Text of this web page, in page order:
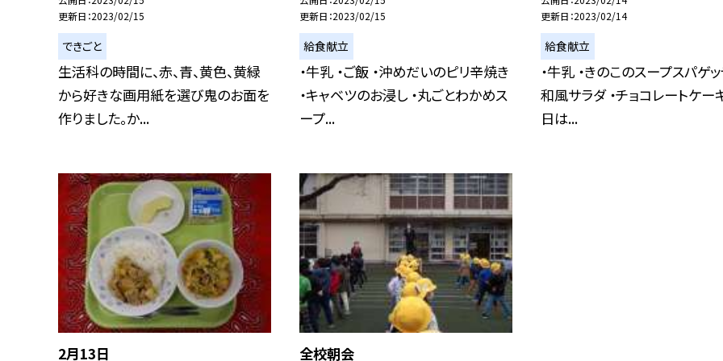
更新日 2023/02/15
できごと
生活科の時間に、赤、青、黄色、黄緑
から好きな画用紙を選び鬼のお面を
作りました。か...
更新日 2023/02/15
給食献立
・牛乳 ・ご飯 ・沖めだいのピリ辛焼き
・キャベツのお浸し ・丸ごとわかめス
ープ...
更新日 2023/02/14
給食献立
・牛乳 ・きのこのスープスパゲッ
和風サラダ ・チョコレートケー
日は...
2月13日 全校朝会